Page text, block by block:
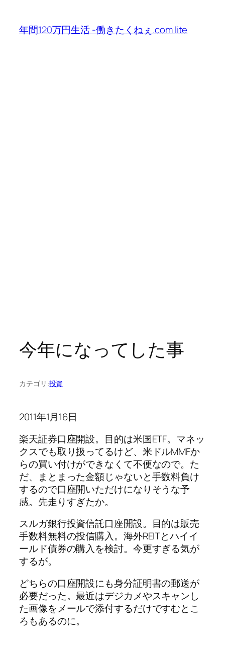
年間120万円生活 -働きたくねぇ.com lite
今年になってした事
カテゴリ:投資
2011年1月16日
楽天証券口座開設。目的は米国ETF。マネッ
クスでも取り扱ってるけど、米ドルMMFか
らの買い付けができなくて不便なので。た
だ、まとまった金額じゃないと手数料負け
するので口座開いただけになりそうな予
感。先走りすぎたか。
スルガ銀行投資信託口座開設。目的は販売
手数料無料の投信購入。海外REITとハイイ
ールド債券の購入を検討。今更すぎる気が
するが。
どちらの口座開設にも身分証明書の郵送が
必要だった。最近はデジカメやスキャンし
た画像をメールで添付するだけですむとこ
ろもあるのに。